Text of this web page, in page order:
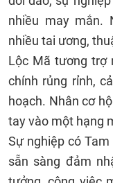
nhiều may mắn.
nhiều tai ương,
Lộc Mã tương trợ
chính rủng rỉnh,
hoạch. Nhân cơ
tay vào một hạng
Sự nghiệp có
sẵn sàng đảm
tưởng, công việc